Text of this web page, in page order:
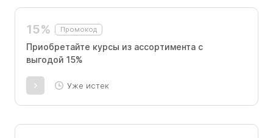
15% Промокод
Приобретайте курсы из ассортимента с
выгодой 15%
Уже истек